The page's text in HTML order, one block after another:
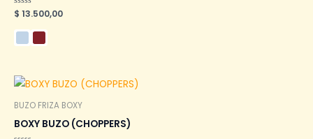
Valorado
en
0
5
$ 13.500,00
BUZO FRIZA BOXY
BOXY BUZO (CHOPPERS)